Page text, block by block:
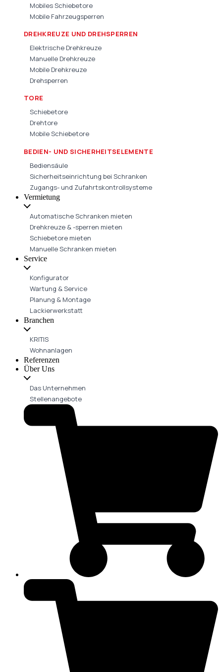
Mobiles Schiebetore
Mobile Fahrzeugsperren
DREHKREUZE UND DREHSPERREN
Elektrische Drehkreuze
Manuelle Drehkreuze
Mobile Drehkreuze
Drehsperren
TORE
Schiebetore
Drehtore
Mobile Schiebetore
BEDIEN- UND SICHERHEITSELEMENTE
Bediensäule
Sicherheitseinrichtung bei Schranken
Zugangs- und Zufahrtskontrollsysteme
Vermietung
Automatische Schranken mieten
Drehkreuze & -sperren mieten
Schiebetore mieten
Manuelle Schranken mieten
Service
Konfigurator
Wartung & Service
Planung & Montage
Lackierwerkstatt
Branchen
KRITIS
Wohnanlagen
Referenzen
Über Uns
Das Unternehmen
Stellenangebote